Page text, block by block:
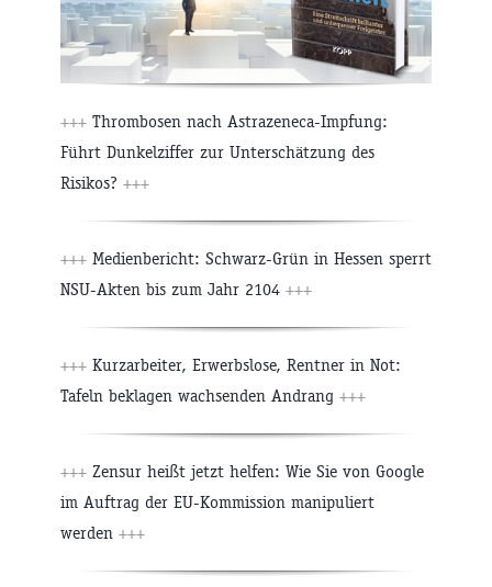
+++ Thrombosen nach Astrazeneca-Impfung:
Führt Dunkelziffer zur Unterschätzung des
Risikos? +++
+++ Medienbericht: Schwarz-Grün in Hessen sperrt
NSU-Akten bis zum Jahr 2104 +++
+++ Kurzarbeiter, Erwerbslose, Rentner in Not:
Tafeln beklagen wachsenden Andrang +++
+++ Zensur heißt jetzt helfen: Wie Sie von Google
im Auftrag der EU-Kommission manipuliert
werden +++